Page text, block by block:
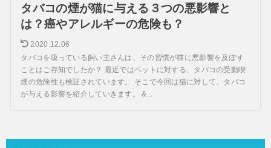
タバコの煙が猫に与える３つの悪影響と
は？癌やアレルギーの危険も？
2020.12.06
タバコを吸っている飼い主さんは、その習慣が猫に悪影響を及ぼす
ことはご存知でしたか？ 最近ではペットに対する、タバコの受動喫
煙の危険性も検証されています。 そこで今回は猫に対して、タバコ
が与える影響を紹介していきます。 &...